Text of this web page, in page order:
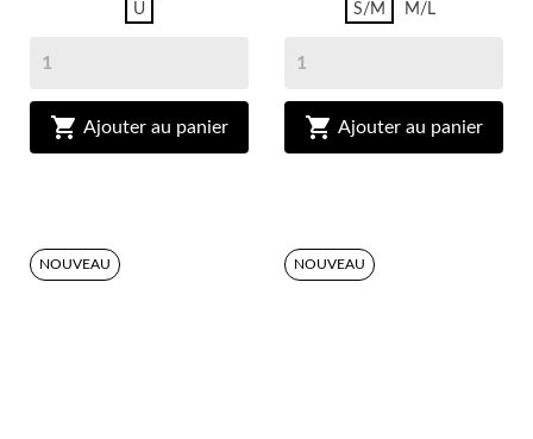
U
 Ajouter au panier
S/M M/L
 Ajouter au panier
NOUVEAU NOUVEAU